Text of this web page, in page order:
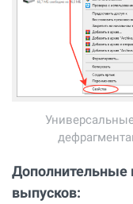
Дополнительные
выпусков: